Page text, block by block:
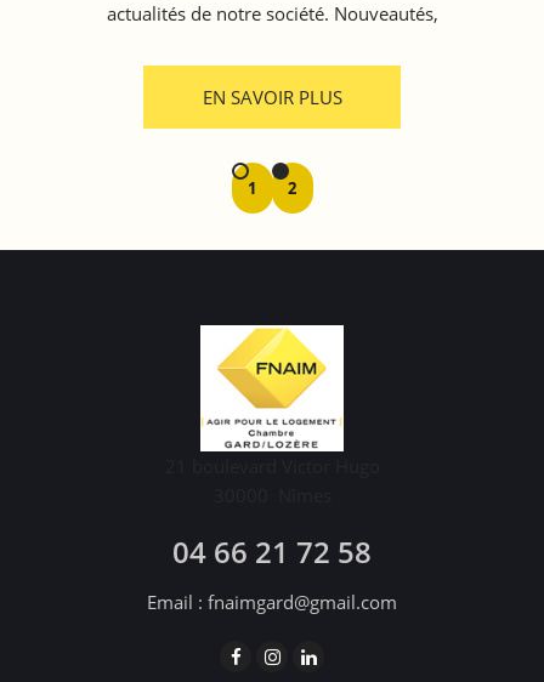
actualités de notre société. Nouveautés,
EN SAVOIR PLUS
1 2
04 66 21 72 58
Email : fnaimgard@gmail.com